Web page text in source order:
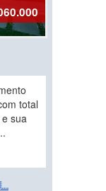
total
sua